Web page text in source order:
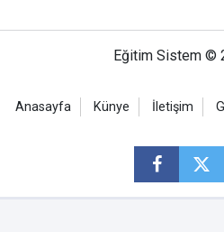
Eğitim Sistem ©
Anasayfa Künye İletişim